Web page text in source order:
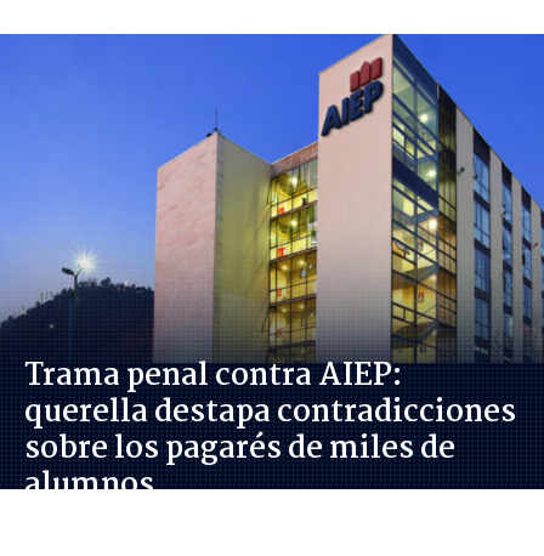
Trama penal contra AIEP:
querella destapa contradicciones
sobre los pagarés de miles de
alumnos